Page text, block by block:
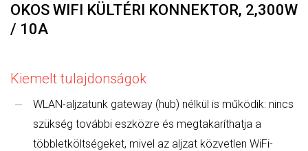
OKOS WIFI KÜLTÉRI KONNEKTOR, 2,300W
/ 10A
Kiemelt tulajdonságok
WLAN-aljzatunk gateway (hub) nélkül is működik: nincs
szükség további eszközre és megtakaríthatja a
többletköltségeket, mivel az aljzat közvetlen WiFi-